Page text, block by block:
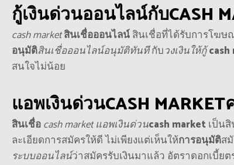
กู้เงินด่วนออนไลน์กับCASH
cash marketสินเชื่อออนไลน์สินเชื่อที่ได้รับการโฆษ
อนุมัติสินเชื่อออนไลน์อนุมัติทันทีกับวงเงินให้กู้cash
สนใจไม่น้อย
แอพเงินด่วนCASH MARKET
สินเชื่อcash market แอพเงินด่วนcash marketเป็น
ละเอียดการสมัครให้ดี ไม่เพียงแต่เห็นให้การอนุมัติส
ระบบออนไลน์ว่าสมัครรับเงินมาแล้ว อัตราดอกเบี้